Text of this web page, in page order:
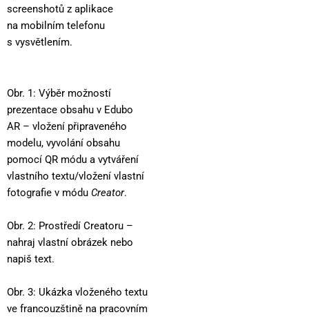
screenshotů z aplikace
na mobilním telefonu
s vysvětlením.
Obr. 1: Výběr možností
prezentace obsahu v Edubo
AR – vložení připraveného
modelu, vyvolání obsahu
pomocí QR módu a vytváření
vlastního textu/vložení vlastní
fotografie v módu Creator.
Obr. 2: Prostředí Creatoru –
nahraj vlastní obrázek nebo
napiš text.
Obr. 3: Ukázka vloženého textu
ve francouzštině na pracovním